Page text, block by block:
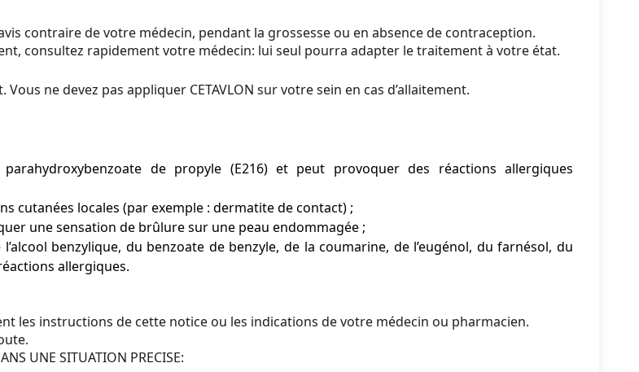
contraire de votre médecin, pendant la grossesse ou en absence de contraception.
consultez rapidement votre médecin: lui seul pourra adapter le traitement à votre état.
Vous ne devez pas appliquer CETAVLON sur votre sein en cas d’allaitement.
de propyle (E216) et peut provoquer des réactions allergiques
cutanées locales (par exemple : dermatite de contact) ;
une sensation de brûlure sur une peau endommagée ;
benzylique, du benzoate de benzyle, de la coumarine, de l’eugénol, du farnésol, du
allergiques.
les instructions de cette notice ou les indications de votre médecin ou pharmacien.
UNE SITUATION PRECISE: